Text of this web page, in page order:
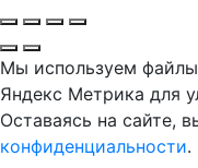
Мы используем
Яндекс Метрика для
Оставаясь на сайте,
конфиденциальности.